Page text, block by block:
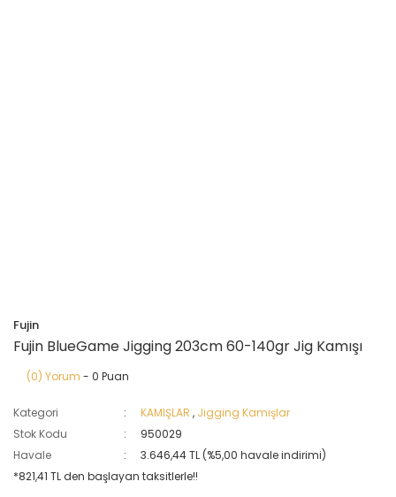
Fujin
Fujin BlueGame Jigging 203cm 60-140gr Jig Kamışı
(0) Yorum - 0 Puan
Kategori KAMIŞLAR , Jigging Kamışlar
Stok Kodu
950029
Havale
3.646,44 TL (%5,00 havale indirimi)
*821,41 TL den başlayan taksitlerle!!